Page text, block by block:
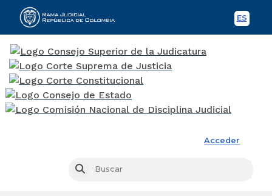
ES
Acceder
Buscar